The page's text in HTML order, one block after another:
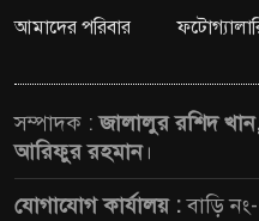
৬
আমাদের পরিবার
সম্পাদক :জালালুর রশিদ
আরিফুর রহমান।
যোগাযোগ কার্যালয় :বাড়ি